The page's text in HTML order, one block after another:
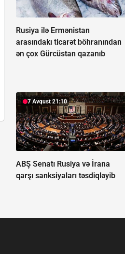
Rusiya ilə Ermənistan
arasındakı ticarət böhranından
ən çox Gürcüstan qazanıb
7 Avqust 21:10
ABŞ Senatı Rusiya və İrana
qarşı sanksiyaları təsdiqləyib